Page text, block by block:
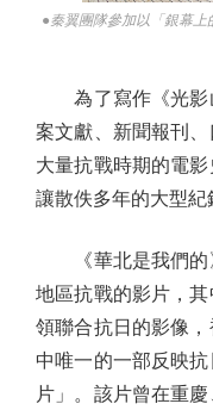
●秦翼團隊參加以「銀幕上
為了寫作《光影
案文獻、新聞報刊
大量抗戰時期的電
讓散佚多年的大型紀
《華北是我們的
地區抗戰的影片，
領聯合抗日的影像
中唯一的一部反映
片」。該片曾在重